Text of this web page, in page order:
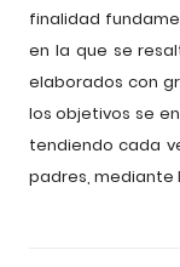
finalidad
en la que se
elaborados con
los objetivos se
tendiendo cada
padres, mediante